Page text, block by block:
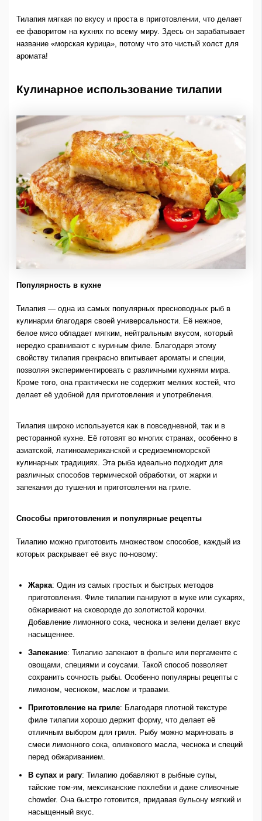
Тилапия мягкая по вкусу и проста в приготовлении, что делает
ее фаворитом на кухнях по всему миру. Здесь он зарабатывает
название «морская курица», потому что это чистый холст для
аромата!
Кулинарное использование тилапии
Популярность в кухне
Тилапия — одна из самых популярных пресноводных рыб в
кулинарии благодаря своей универсальности. Её нежное,
белое мясо обладает мягким, нейтральным вкусом, который
нередко сравнивают с куриным филе. Благодаря этому
свойству тилапия прекрасно впитывает ароматы и специи,
позволяя экспериментировать с различными кухнями мира.
Кроме того, она практически не содержит мелких костей, что
делает её удобной для приготовления и употребления.
Тилапия широко используется как в повседневной, так и в
ресторанной кухне. Её готовят во многих странах, особенно в
азиатской, латиноамериканской и средиземноморской
кулинарных традициях. Эта рыба идеально подходит для
различных способов термической обработки, от жарки и
запекания до тушения и приготовления на гриле.
Способы приготовления и популярные рецепты
Тилапию можно приготовить множеством способов, каждый из
которых раскрывает её вкус по-новому:
Жарка: Один из самых простых и быстрых методов
приготовления. Филе тилапии панируют в муке или сухарях,
обжаривают на сковороде до золотистой корочки.
Добавление лимонного сока, чеснока и зелени делает вкус
насыщеннее.
Запекание: Тилапию запекают в фольге или пергаменте с
овощами, специями и соусами. Такой способ позволяет
сохранить сочность рыбы. Особенно популярны рецепты с
лимоном, чесноком, маслом и травами.
Приготовление на гриле: Благодаря плотной текстуре
филе тилапии хорошо держит форму, что делает её
отличным выбором для гриля. Рыбу можно мариновать в
смеси лимонного сока, оливкового масла, чеснока и специй
перед обжариванием.
В супах и рагу: Тилапию добавляют в рыбные супы,
тайские том-ям, мексиканские похлебки и даже сливочные
chowder. Она быстро готовится, придавая бульону мягкий и
насыщенный вкус.